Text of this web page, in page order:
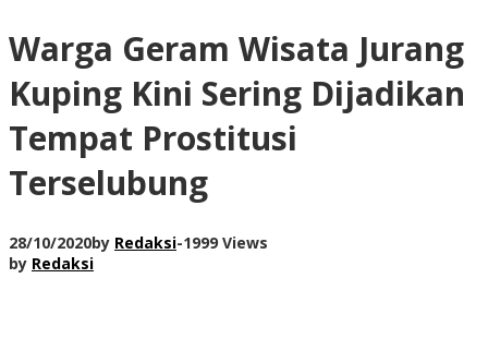
Warga Geram Wisata Jurang
Kuping Kini Sering Dijadikan
Tempat Prostitusi
Terselubung
28/10/2020by Redaksi-1999 Views
by Redaksi